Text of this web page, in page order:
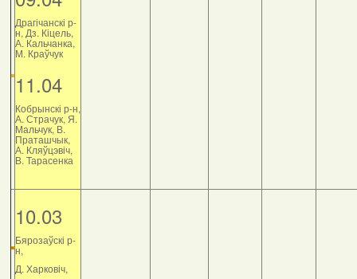
Драгічанскі р-
н, Дз. Кіцель,
А. Кальчанка,
М. Краўчук
11.04
Кобрынскі р-н,
А. Страчук, Я.
Мальчук, В.
Праташчык,
А. Кляўцэвіч,
В. Тарасенка
10.03
Бярозаўскі р-
н,
Д. Харковіч,